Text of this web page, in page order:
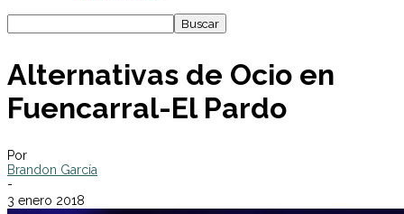
Alternativas de Ocio en
Fuencarral-El Pardo
Por
Brandon García
-
3 enero 2018